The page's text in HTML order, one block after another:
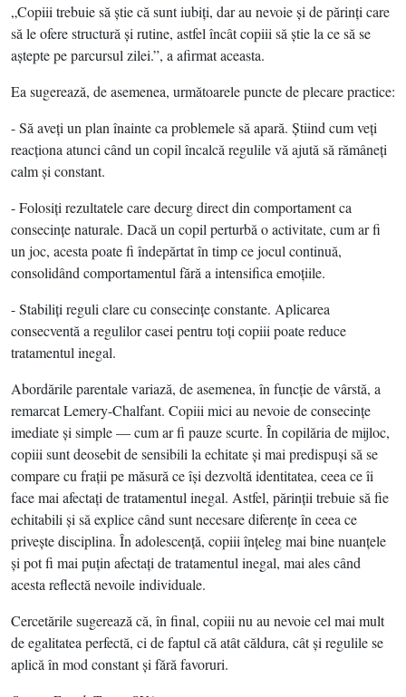
„Copiii trebuie să ştie că sunt iubiţi, dar au nevoie şi de părinţi care
să le ofere structură şi rutine, astfel încât copiii să ştie la ce să se
aştepte pe parcursul zilei.”, a afirmat aceasta.
Ea sugerează, de asemenea, următoarele puncte de plecare practice:
- Să aveţi un plan înainte ca problemele să apară. Ştiind cum veţi
reacţiona atunci când un copil încalcă regulile vă ajută să rămâneţi
calm şi constant.
- Folosiţi rezultatele care decurg direct din comportament ca
consecinţe naturale. Dacă un copil perturbă o activitate, cum ar fi
un joc, acesta poate fi îndepărtat în timp ce jocul continuă,
consolidând comportamentul fără a intensifica emoţiile.
- Stabiliţi reguli clare cu consecinţe constante. Aplicarea
consecventă a regulilor casei pentru toţi copiii poate reduce
tratamentul inegal.
Abordările parentale variază, de asemenea, în funcţie de vârstă, a
remarcat Lemery-Chalfant. Copiii mici au nevoie de consecinţe
imediate şi simple — cum ar fi pauze scurte. În copilăria de mijloc,
copiii sunt deosebit de sensibili la echitate şi mai predispuşi să se
compare cu fraţii pe măsură ce îşi dezvoltă identitatea, ceea ce îi
face mai afectaţi de tratamentul inegal. Astfel, părinţii trebuie să fie
echitabili şi să explice când sunt necesare diferenţe în ceea ce
priveşte disciplina. În adolescenţă, copiii înţeleg mai bine nuanţele
şi pot fi mai puţin afectaţi de tratamentul inegal, mai ales când
acesta reflectă nevoile individuale.
Cercetările sugerează că, în final, copiii nu au nevoie cel mai mult
de egalitatea perfectă, ci de faptul că atât căldura, cât şi regulile se
aplică în mod constant şi fără favoruri.